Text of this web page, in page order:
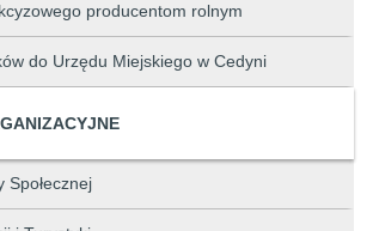
producentom rolnym
do Urzędu Miejskiego w Cedyni
Społecznej